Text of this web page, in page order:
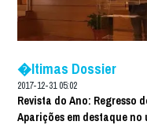
�ltimas Dossier
2017-12-31 05:02
Revista do Ano: Regresso
Aparições em destaque no